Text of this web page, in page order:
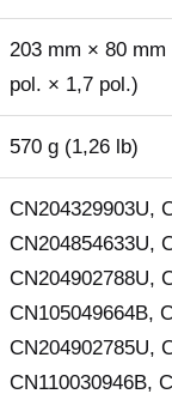
203 mm × 80
pol. × 1,7 pol.)
570 g (1,26 lb)
CN204329903U,
CN204854633U,
CN204902788U,
CN105049664B,
CN204902785U,
CN110030946B,